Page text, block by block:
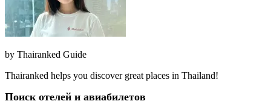
by Thairanked Guide
Thairanked helps you discover great places in Thailand!
Поиск отелей и авиабилетов